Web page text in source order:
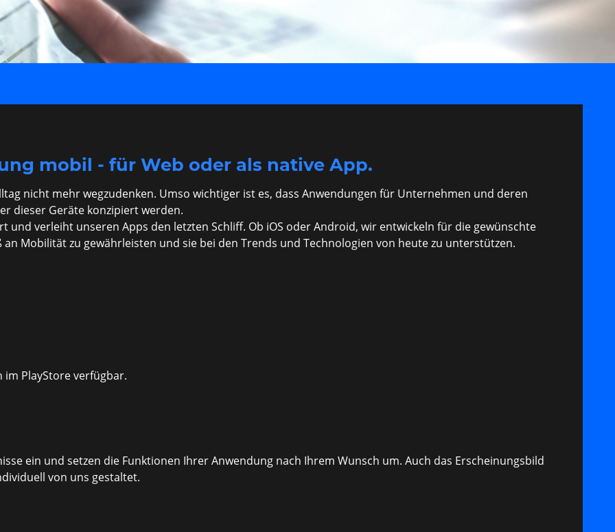
mobil - für Web oder als native App.
nicht mehr wegzudenken. Umso wichtiger ist es, dass Anwendungen für Unternehmen und deren
dieser Geräte konzipiert werden.
und verleiht unseren Apps den letzten Schliff. Ob iOS oder Android, wir entwickeln für die gewünschte
Mobilität zu gewährleisten und sie bei den Trends und Technologien von heute zu unterstützen.
im PlayStore verfügbar.
ein und setzen die Funktionen Ihrer Anwendung nach Ihrem Wunsch um. Auch das Erscheinungsbild
von uns gestaltet.